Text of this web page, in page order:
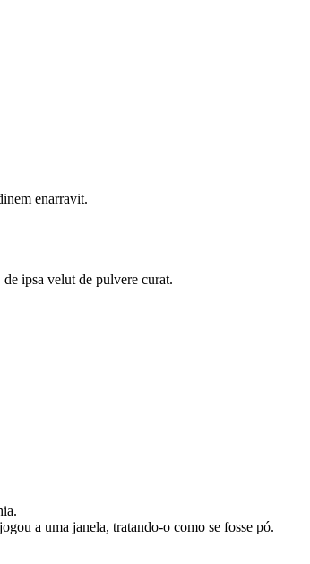
enarravit.
ipsa velut de pulvere curat.
a uma janela, tratando-o como se fosse pó.